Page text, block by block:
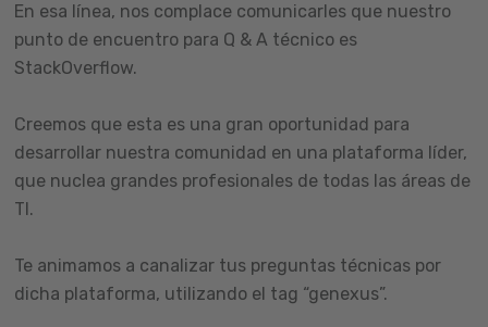
En esa línea, nos complace comunicarles que nuestro
punto de encuentro para Q & A técnico es
StackOverflow.
Creemos que esta es una gran oportunidad para
desarrollar nuestra comunidad en una plataforma líder,
que nuclea grandes profesionales de todas las áreas de
TI.
Te animamos a canalizar tus preguntas técnicas por
dicha plataforma, utilizando el tag “genexus”.